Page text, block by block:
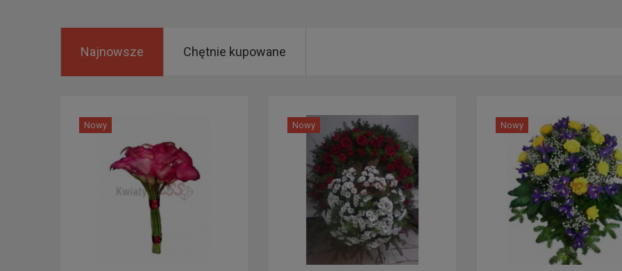
Najnowsze Chętnie kupowane
Nowy Nowy Nowy